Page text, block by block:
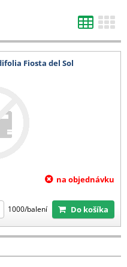
Fiosta del Sol
na objednávku
1000/balení Do košíka